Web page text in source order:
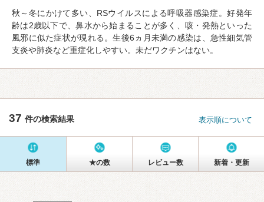
秋～冬にかけて多い、RSウイルスによる呼吸器感染症。好発年
齢は2歳以下で、鼻水から始まることが多く、咳・発熱といった
風邪に似た症状が現れる。生後6ヵ月未満の感染は、急性細気管
支炎や肺炎など重症化しやすい。未だワクチンはない。
37 件の検索結果 表示順について
標準 ★の数 レビュー数 新着・更新